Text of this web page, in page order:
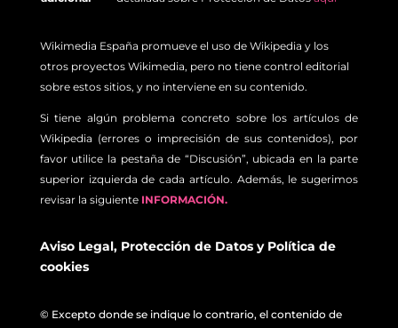
Wikimedia España promueve el uso de Wikipedia y los
otros proyectos Wikimedia, pero no tiene control editorial
sobre estos sitios, y no interviene en su contenido.
Si tiene algún problema concreto sobre los artículos de
Wikipedia (errores o imprecisión de sus contenidos), por
favor utilice la pestaña de “Discusión”, ubicada en la parte
superior izquierda de cada artículo. Además, le sugerimos
revisar la siguiente INFORMACIÓN.
Aviso Legal, Protección de Datosy Política de
cookies
© Excepto donde se indique lo contrario, el contenido de